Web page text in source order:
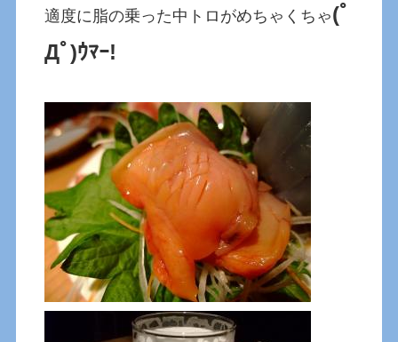
適度に脂の乗った中トロがめちゃくちゃ(ﾟ
Дﾟ)ｳﾏｰ!